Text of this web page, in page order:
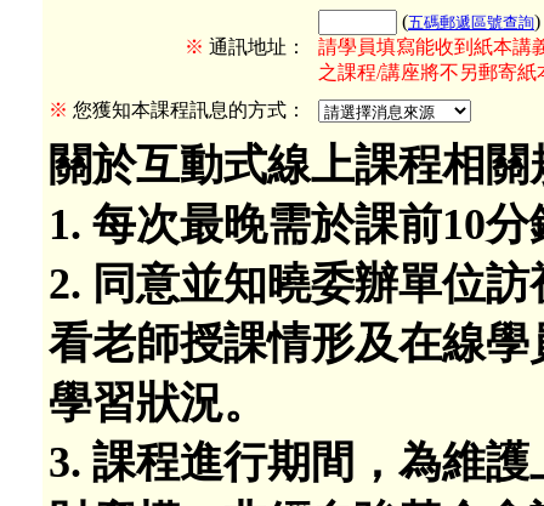
※ 通訊地址：
(五碼郵遞區號查詢
請學員填寫能收到紙本講
之課程/講座將不另郵寄紙
※ 您獲知本課程訊息的方式：
關於互動式線上課程相
1. 每次最晚需於課前10
2. 同意並知曉委辦單位
看老師授課情形及在線
學習狀況。
3. 課程進行期間，為維